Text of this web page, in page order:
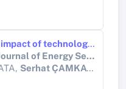
Assessing the impact of technology on the EU clean energy transition: evidence from the Green Energy Mix Quality Index
International Journal of Energy Sector Management
Serhat ÇAMKAYA